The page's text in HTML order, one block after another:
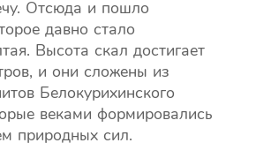
Отсюда и пошло
давно стало
Высота скал достигает
и они сложены из
Белокурихинского
веками формировались
природных сил.